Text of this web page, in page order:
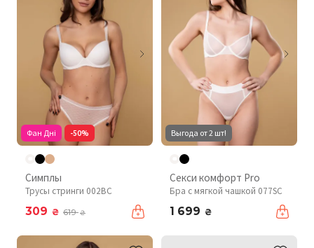
Фан Дні -50%
Симплы
Трусы стринги 002BC
309 ₴ 619₴
Выгода от 2 шт!
Секси комфорт Pro
Бра с мягкой чашкой 077SC
1 699 ₴